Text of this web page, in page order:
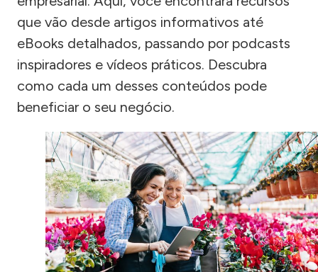
que vão desde artigos informativos até
eBooks detalhados, passando por podcasts
inspiradores e vídeos práticos. Descubra
como cada um desses conteúdos pode
beneficiar o seu negócio.